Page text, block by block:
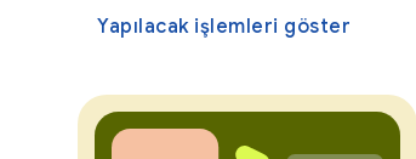
Yapılacak işlemleri göster